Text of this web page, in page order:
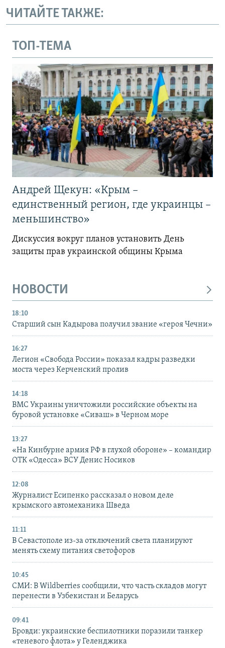
ЧИТАЙТЕ ТАКЖЕ:
ТОП-ТЕМА
Андрей Щекун: «Крым –
единственный регион, где украинцы –
меньшинство»
Дискуссия вокруг планов установить День
защиты прав украинской общины Крыма
НОВОСТИ
18:10
Старший сын Кадырова получил звание «героя Чечни»
16:27
Легион «Свобода России» показал кадры разведки
моста через Керченский пролив
14:18
ВМС Украины уничтожили российские объекты на
буровой установке «Сиваш» в Черном море
13:27
«На Кинбурне армия РФ в глухой обороне» – командир
ОТК «Одесса» ВСУ Денис Носиков
12:08
Журналист Есипенко рассказал о новом деле
крымского автомеханика Шведа
11:11
В Севастополе из-за отключений света планируют
менять схему питания светофоров
10:45
СМИ: В Wildberries сообщили, что часть складов могут
перенести в Узбекистан и Беларусь
09:41
Бровди: украинские беспилотники поразили танкер
«теневого флота» у Геленджика